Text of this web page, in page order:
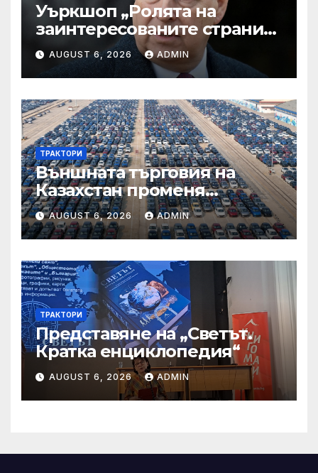
Уъркшоп „Ролята на
заинтересованите страни
във външното осигуряване
на качеството“
AUGUST 6, 2026 ADMIN
ТРАКТОРИ
Външната търговия на
Казахстан променя
структурата си – шест
тенденции
AUGUST 6, 2026 ADMIN
ТРАКТОРИ
Представяне на „Светът.
Кратка енциклопедия“
AUGUST 6, 2026 ADMIN